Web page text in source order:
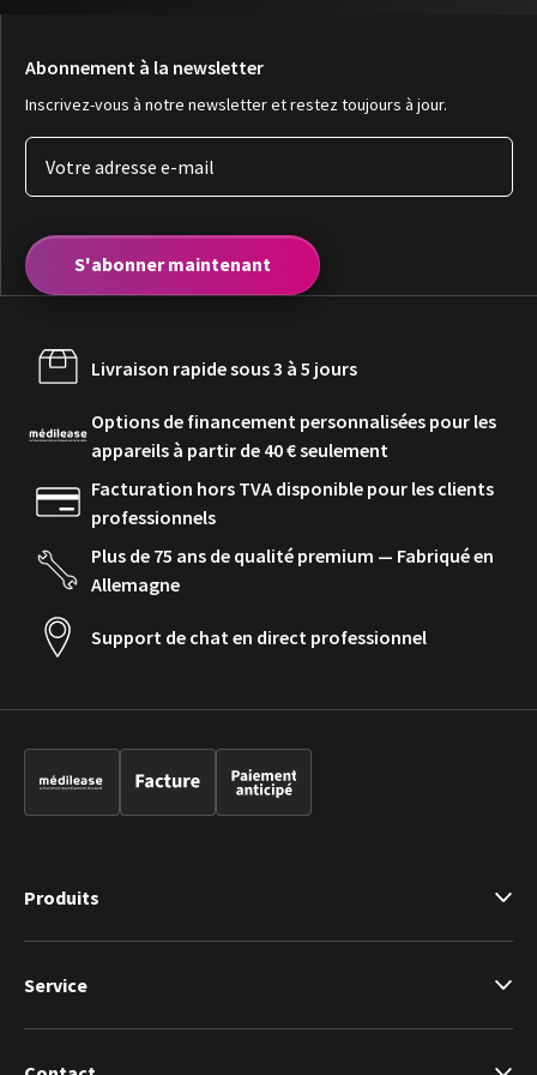
Abonnement à la newsletter
Inscrivez-vous à notre newsletter et restez toujours à jour.
S'abonner maintenant
Livraison rapide sous 3 à 5 jours
Options de financement personnalisées pour les
appareils à partir de 40 € seulement
Facturation hors TVA disponible pour les clients
professionnels
Plus de 75 ans de qualité premium — Fabriqué en
Allemagne
Support de chat en direct professionnel
Produits
Service